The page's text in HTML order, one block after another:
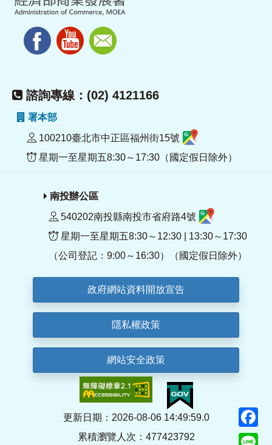
諮詢專線：(02) 4121166
署本部
100210臺北市中正區福州街15號
星期一至星期五8:30～17:30（國定假日除外）
南投辦公區
540202南投縣南投市省府路4號
星期一至星期五8:30～12:30 | 13:30～17:30
（公司登記：9:00～16:30）（國定假日除外）
政府網站資料開放宣告
隱私權政策
網站安全政策
更新日期：2026-08-06 14:49:59.0
累積瀏覽人次：477423792